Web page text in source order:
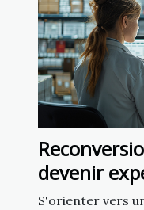
devenir
de colis
S'orienter vers